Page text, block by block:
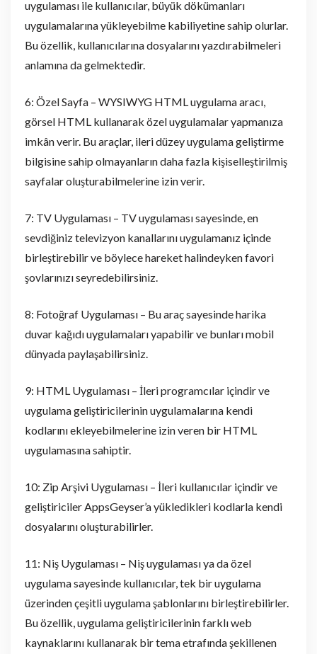
uygulaması ile kullanıcılar, büyük dökümanları
uygulamalarına yükleyebilme kabiliyetine sahip olurlar.
Bu özellik, kullanıcılarına dosyalarını yazdırabilmeleri
anlamına da gelmektedir.
6: Özel Sayfa – WYSIWYG HTML uygulama aracı,
görsel HTML kullanarak özel uygulamalar yapmanıza
imkân verir. Bu araçlar, ileri düzey uygulama geliştirme
bilgisine sahip olmayanların daha fazla kişiselleştirilmiş
sayfalar oluşturabilmelerine izin verir.
7: TV Uygulaması – TV uygulaması sayesinde, en
sevdiğiniz televizyon kanallarını uygulamanız içinde
birleştirebilir ve böylece hareket halindeyken favori
şovlarınızı seyredebilirsiniz.
8: Fotoğraf Uygulaması – Bu araç sayesinde harika
duvar kağıdı uygulamaları yapabilir ve bunları mobil
dünyada paylaşabilirsiniz.
9: HTML Uygulaması – İleri programcılar içindir ve
uygulama geliştiricilerinin uygulamalarına kendi
kodlarını ekleyebilmelerine izin veren bir HTML
uygulamasına sahiptir.
10: Zip Arşivi Uygulaması – İleri kullanıcılar içindir ve
geliştiriciler AppsGeyser’a yükledikleri kodlarla kendi
dosyalarını oluşturabilirler.
11: Niş Uygulaması – Niş uygulaması ya da özel
uygulama sayesinde kullanıcılar, tek bir uygulama
üzerinden çeşitli uygulama şablonlarını birleştirebilirler.
Bu özellik, uygulama geliştiricilerinin farklı web
kaynaklarını kullanarak bir tema etrafında şekillenen